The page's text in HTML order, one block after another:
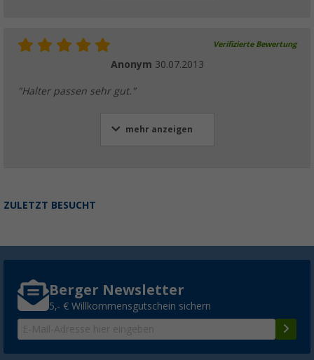
Verifizierte Bewertung
Anonym 30.07.2013
"Halter passen sehr gut."
mehr anzeigen
ZULETZT BESUCHT
Berger Newsletter
5,- € Willkommensgutschein sichern